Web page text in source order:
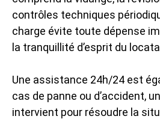
contrôles techniques
charge évite toute dépense
la tranquillité d’esprit du
Une assistance 24h/24 est
cas de panne ou d’accident,
intervient pour résoudre la